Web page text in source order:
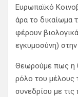
Ευρωπαϊκό
άρα το δικαίωμα
φέρουν
εγκυμοσύνη)
Θεωρούμε πως η
ρόλο του μέλους
συνεδρίου με